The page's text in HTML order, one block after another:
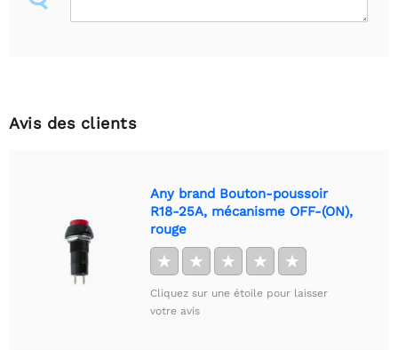
Avis des clients
Any brand Bouton-poussoir
R18-25A, mécanisme OFF-(ON),
rouge
★ ★ ★ ★ ★
Cliquez sur une étoile pour laisser
votre avis